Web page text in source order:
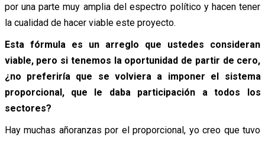
por una parte muy amplia del espectro político y hacen tener
la cualidad de hacer viable este proyecto.
Esta fórmula es un arreglo que ustedes consideran
viable, pero si tenemos la oportunidad de partir de cero,
¿no preferiría que se volviera a imponer el sistema
proporcional, que le daba participación a todos los
sectores?
Hay muchas añoranzas por el proporcional, yo creo que tuvo